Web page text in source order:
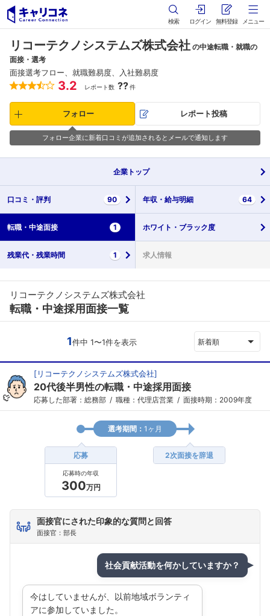
検索 ログイン 無料登録 メニュー
リコーテクノシステムズ株式会社 の中途転職・就職の
面接・選考
面接選考フロー、就職難易度、入社難易度
3.2 レポート数 ??件
フォロー レポート投稿
フォロー企業に新着口コミが追加されるとメールで通知します
企業 トップ
口コミ・ 評判 90 年収・ 給与明細 64
転職・ 中途面接 1 ホワイト・ ブラック度
残業代・ 残業時間 1 求人情報
リコーテクノシステムズ株式会社
転職・中途採用面接一覧
1件中 1〜1件を表示 新着順
[リコーテクノシステムズ株式会社]
20代後半男性の転職・中途採用面接
応募した部署：総務部 職種：代理店営業 面接時期：2009年度
選考期間： 1ヶ月
応募
応募時の年収
300万円
2次面接を辞退
面接官にされた印象的な質問と回答
面接官：部長
社会貢献活動を何かしていますか？
今はしていませんが、以前地域ボランティ
アに参加していました。